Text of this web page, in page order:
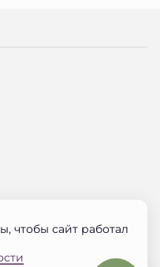
чтобы сайт работал